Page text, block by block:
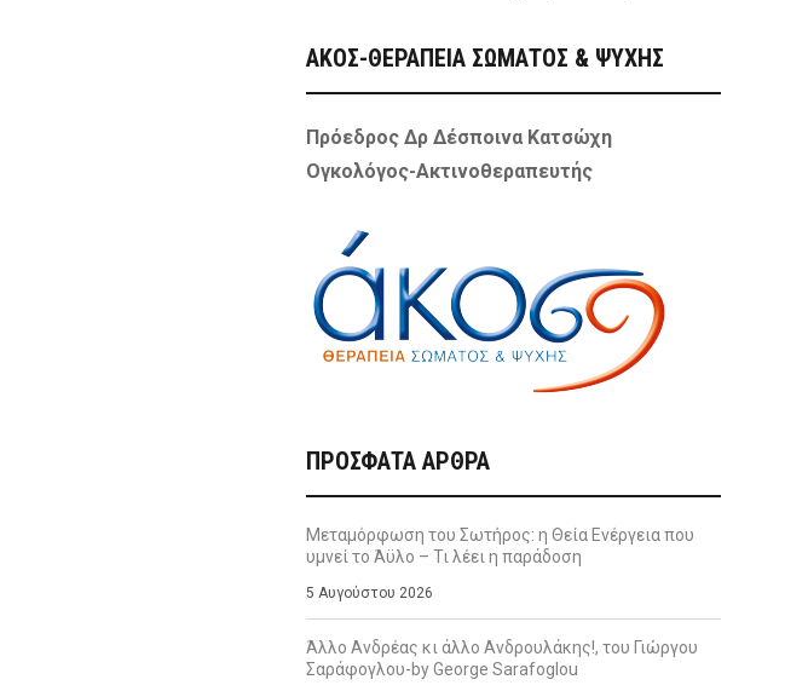
ΑΚΟΣ-ΘΕΡΑΠΕΙΑ ΣΩΜΑΤΟΣ & ΨΥΧΗΣ
Πρόεδρος Δρ Δέσποινα Κατσώχη
Ογκολόγος-Ακτινοθεραπευτής
ΠΡΌΣΦΑΤΑ ΆΡΘΡΑ
Μεταμόρφωση του Σωτήρος: η Θεία Ενέργεια που
υμνεί το Άϋλο – Τι λέει η παράδοση
5 Αυγούστου 2026
Άλλο Ανδρέας κι άλλο Ανδρουλάκης!, του Γιώργου
Σαράφογλου-by George Sarafoglou